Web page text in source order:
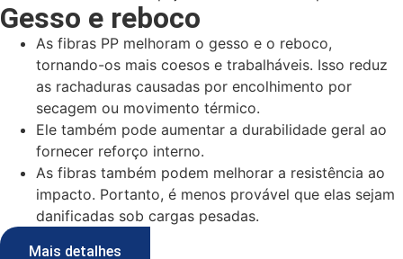
Gesso e reboco
As fibras PP melhoram o gesso e o reboco,
tornando-os mais coesos e trabalháveis. Isso reduz
as rachaduras causadas por encolhimento por
secagem ou movimento térmico.
Ele também pode aumentar a durabilidade geral ao
fornecer reforço interno.
As fibras também podem melhorar a resistência ao
impacto. Portanto, é menos provável que elas sejam
danificadas sob cargas pesadas.
Mais detalhes